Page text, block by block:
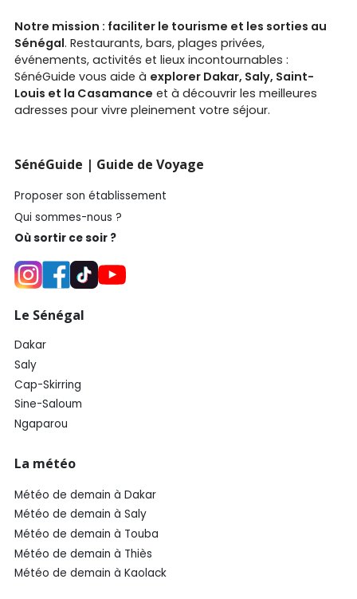
Notre mission : faciliter le tourisme et les sorties au
Sénégal. Restaurants, bars, plages privées,
événements, activités et lieux incontournables :
SénéGuide vous aide à explorer Dakar, Saly, Saint-
Louis et la Casamance et à découvrir les meilleures
adresses pour vivre pleinement votre séjour.
SénéGuide | Guide de Voyage
Proposer son établissement
Qui sommes-nous ?
Où sortir ce soir ?
Le Sénégal
Dakar
Saly
Cap-Skirring
Sine-Saloum
Ngaparou
La météo
Météo de demain à Dakar
Météo de demain à Saly
Météo de demain à Touba
Météo de demain à Thiès
Météo de demain à Kaolack